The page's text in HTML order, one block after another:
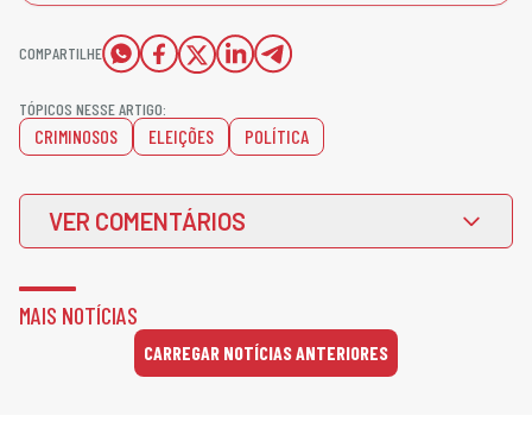
COMPARTILHE
TÓPICOS NESSE ARTIGO:
CRIMINOSOS ELEIÇÕES POLÍTICA
VER COMENTÁRIOS
MAIS NOTÍCIAS
CARREGAR NOTÍCIAS ANTERIORES